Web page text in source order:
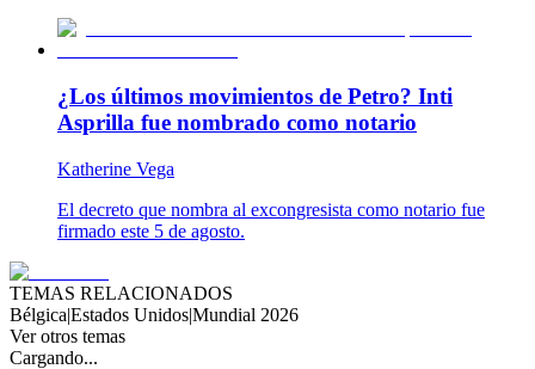
¿Los últimos movimientos de Petro? Inti
Asprilla fue nombrado como notario
Katherine Vega
El decreto que nombra al excongresista como notario fue
firmado este 5 de agosto.
TEMAS RELACIONADOS
Bélgica|Estados Unidos|Mundial 2026
Ver otros temas
Cargando...